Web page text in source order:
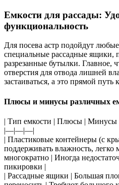
Емкости для рассады:
функциональность
Для посева астр подойдут
специальные рассадные ящики,
разрезанные бутылки.
отверстия для отвода лишней
застаиваться, а это прямой
Плюсы и минусы различных
| Тип емкости | Плюсы | Минусы
|—|—|—|
| Пластиковые контейнеры (с
поддерживать влажность,
многократно | Иногда
пикировки |
| Рассадные ящики | Большая